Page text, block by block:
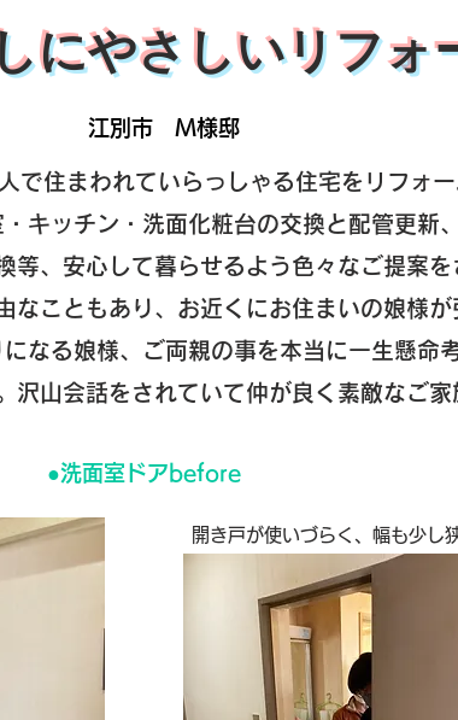
にやさしいリフォ
で住まわれていらっしゃる住宅をリフォ
・キッチン・洗面化粧台の交換と配管更新
等、安心して暮らせるよう色々なご提案
なこともあり、お近くにお住まいの娘様
なる娘様、ご両親の事を本当に一生懸命
沢山会話をされていて仲が良く素敵なご
​江別市 M様邸
●​洗面室ドアbefore
開き戸が使いづらく、幅も少し